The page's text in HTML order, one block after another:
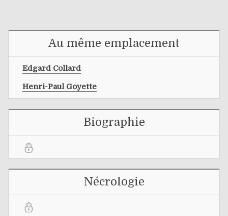
Au même emplacement
Edgard Collard
Henri-Paul Goyette
Biographie
Nécrologie